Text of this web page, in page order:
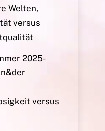
Welten,
versus
2025-
versus